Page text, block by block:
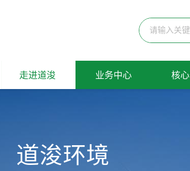
走进道浚 业务中心 核
道浚环境
走进道浚 业务中心 核